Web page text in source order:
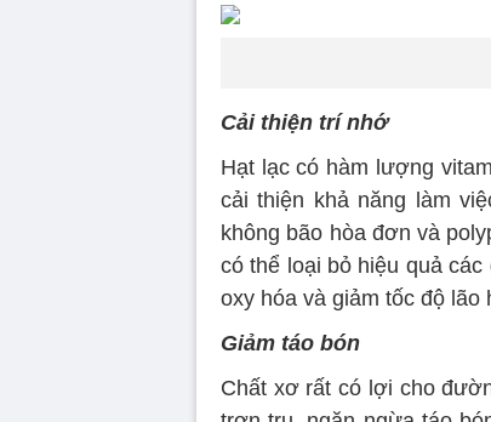
Cải thiện trí nhớ
Hạt lạc có hàm lượng
cải thiện khả năng làm
không bão hòa đơn và
có thể loại bỏ hiệu quả
oxy hóa và giảm tốc độ lão
Giảm táo bón
Chất xơ rất có lợi cho